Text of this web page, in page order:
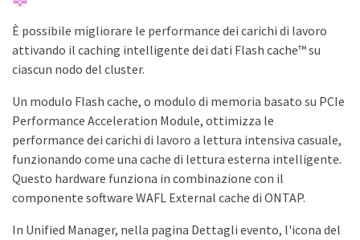
È possibile migliorare le performance dei carichi di lavoro
attivando il caching intelligente dei dati Flash cache™ su
ciascun nodo del cluster.
Un modulo Flash cache, o modulo di memoria basato su PCIe
Performance Acceleration Module, ottimizza le
performance dei carichi di lavoro a lettura intensiva casuale,
funzionando come una cache di lettura esterna intelligente.
Questo hardware funziona in combinazione con il
componente software WAFL External cache di ONTAP.
In Unified Manager, nella pagina Dettagli evento, l'icona del